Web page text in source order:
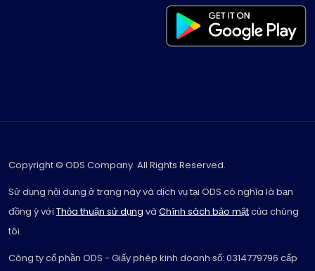
Copyright © ODS Company. All Rights Reserved.
Sử dụng nội dung ở trang này và dịch vụ tại ODS có nghĩa là bạn
đồng ý với Thỏa thuận sử dụng và Chính sách bảo mậtcủa chúng
tôi.
Công ty cổ phần ODS - Giấy phép kinh doanh số: 0314779796 cấp